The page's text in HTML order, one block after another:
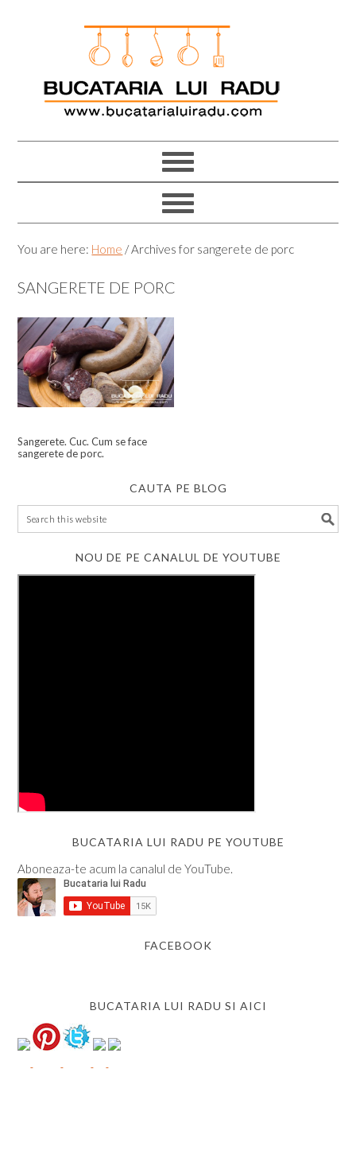
You are here: Home /Archives for sangerete de porc
SANGERETE DE PORC
Sangerete. Cuc. Cum se face
sangerete de porc.
CAUTA PE BLOG
NOU DE PE CANALUL DE YOUTUBE
BUCATARIA LUI RADU PE YOUTUBE
Aboneaza-te acum la canalul de YouTube.
FACEBOOK
BUCATARIA LUI RADU SI AICI